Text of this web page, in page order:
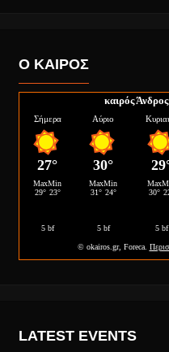
Ο ΚΑΙΡΟΣ
καιρός Άνδρος
LATEST EVENTS